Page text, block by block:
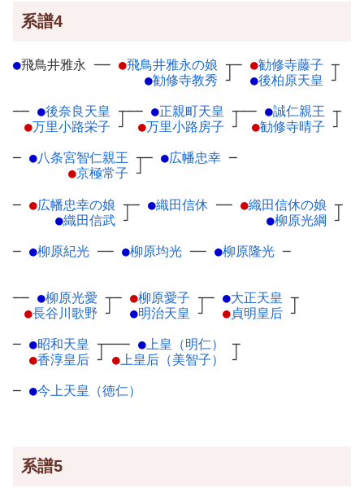
系譜4
●飛鳥井雅永 ── ●飛鳥井雅永の娘 ┬
●勧修寺教秀 ┘
─ ●勧修寺藤子 ┬
●後柏原天皇 ┘
── ●後奈良天皇 ┬
●万里小路栄子 ┘
── ●正親町天皇 ┬
●万里小路房子 ┘
── ●誠仁親王 ┬
●勧修寺晴子 ┘
─ ●八条宮智仁親王 ┬
●京極常子 ┘
─ ●広幡忠幸 ─
─ ●広幡忠幸の娘 ┬
●織田信武 ┘
─ ●織田信休 ── ●織田信休の娘 ┬
●柳原光綱 ┘
─ ●柳原紀光 ── ●柳原均光 ── ●柳原隆光 ─
── ●柳原光愛 ┬
●長谷川歌野 ┘
─ ●柳原愛子 ┬
●明治天皇 ┘
─ ●大正天皇 ┬
●貞明皇后 ┘
─ ●昭和天皇 ┬
●香淳皇后 ┘
─── ●上皇（明仁）
┬
●上皇后（美智子） ┘
─ ●今上天皇（徳仁）
系譜5